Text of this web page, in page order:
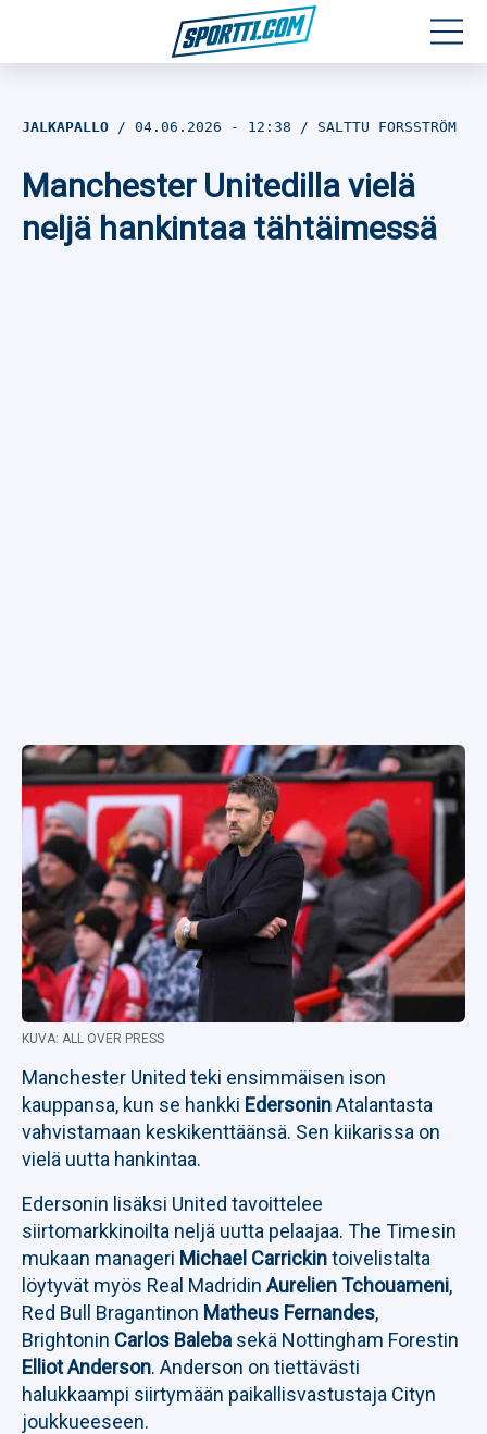
Jalkapallo
JALKAPALLO 04.06.2026 - 12:38 SALTTU FORSSTRÖM
Manchester Unitedilla vielä
neljä hankintaa tähtäimessä
KUVA: ALL OVER PRESS
Manchester United teki ensimmäisen ison
kauppansa, kun se hankki EdersoninAtalantasta
vahvistamaan keskikenttäänsä. Sen kiikarissa on
vielä uutta hankintaa.
Edersonin lisäksi United tavoittelee
siirtomarkkinoilta neljä uutta pelaajaa. The Timesin
mukaan manageri Michael Carrickintoivelistalta
löytyvät myös Real Madridin Aurelien Tchouameni,
Red Bull Bragantinon Matheus Fernandes,
Brightonin Carlos Baleba sekä Nottingham Forestin
Elliot Anderson. Anderson on tiettävästi
halukkaampi siirtymään paikallisvastustaja Cityn
joukkueeseen.